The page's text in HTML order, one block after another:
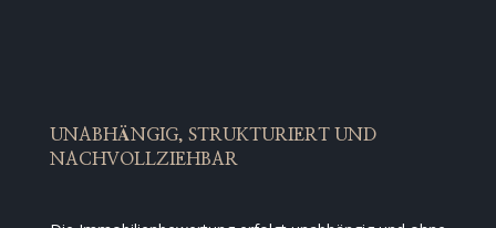
UNABHÄNGIG, STRUKTURIERT UND
NACHVOLLZIEHBAR